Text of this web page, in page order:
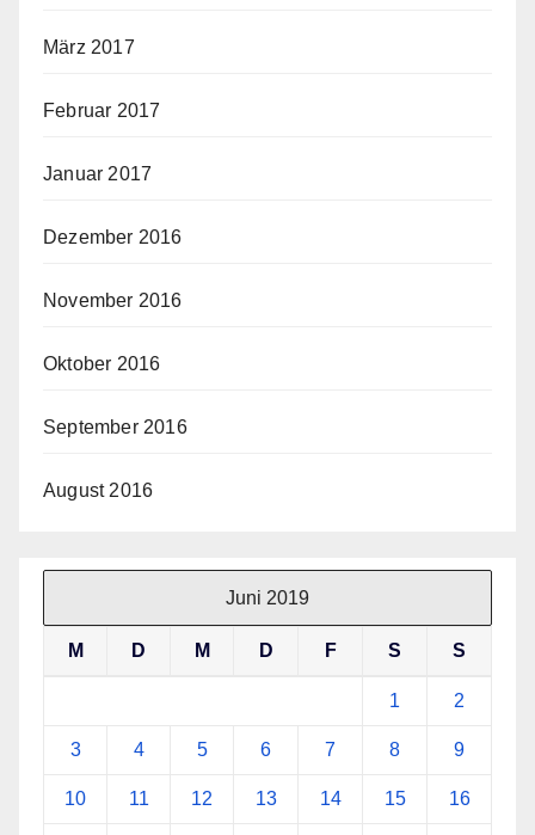
März 2017
Februar 2017
Januar 2017
Dezember 2016
November 2016
Oktober 2016
September 2016
August 2016
Juni 2019
M D M D F S S
1 2
3 4 5 6 7 8 9
10 11 12 13 14 15 16